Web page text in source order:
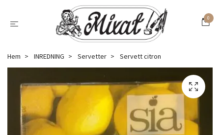
0
Hem INREDNING Servetter Servett citron